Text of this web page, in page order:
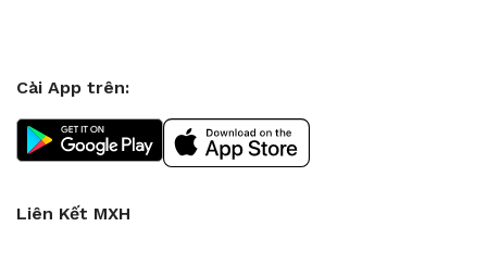
Cài App trên:
Liên Kết MXH